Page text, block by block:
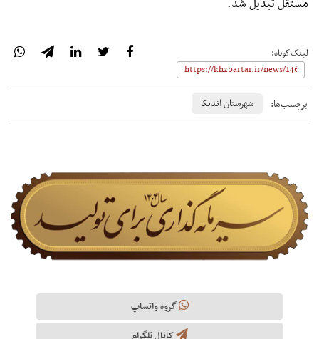
لینک‌کوتاه:
برچسب‌ها: شهرستان اندیکا
گروه واتساپ
کانال تلگرام